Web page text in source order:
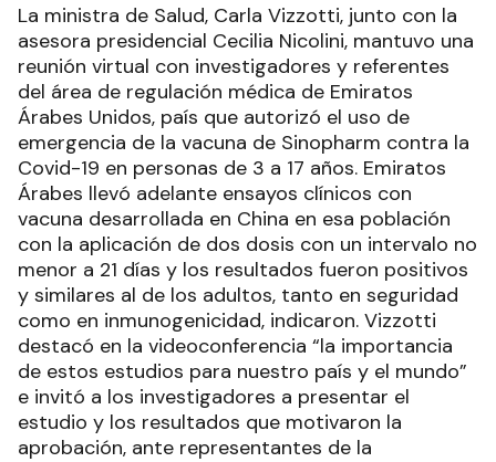
La ministra de Salud, Carla Vizzotti, junto con la
asesora presidencial Cecilia Nicolini, mantuvo una
reunión virtual con investigadores y referentes
del área de regulación médica de Emiratos
Árabes Unidos, país que autorizó el uso de
emergencia de la vacuna de Sinopharm contra la
Covid-19 en personas de 3 a 17 años. Emiratos
Árabes llevó adelante ensayos clínicos con
vacuna desarrollada en China en esa población
con la aplicación de dos dosis con un intervalo no
menor a 21 días y los resultados fueron positivos
y similares al de los adultos, tanto en seguridad
como en inmunogenicidad, indicaron. Vizzotti
destacó en la videoconferencia “la importancia
de estos estudios para nuestro país y el mundo”
e invitó a los investigadores a presentar el
estudio y los resultados que motivaron la
aprobación, ante representantes de la